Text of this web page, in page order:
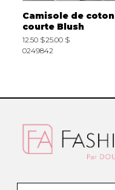
Camisole de coton
courte Blush
12.50 $25.00 $
0249842